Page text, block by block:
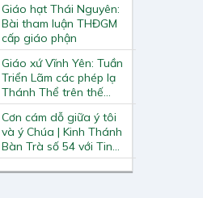
Giáo hạt Thái Nguyên:
Bài tham luận THĐGM
cấp giáo phận
Giáo xứ Vĩnh Yên: Tuần
Triển Lãm các phép lạ
Thánh Thể trên thế
giới
Cơn cám dỗ giữa ý tôi
và ý Chúa | Kinh Thánh
Bàn Trà số 54 với Tin
Mừng Luca